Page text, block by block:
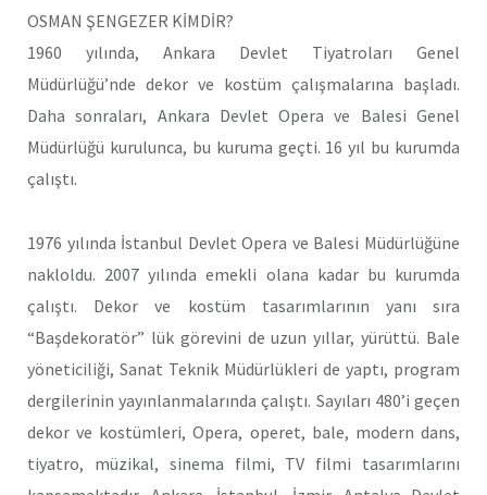
OSMAN ŞENGEZER KİMDİR?
1960 yılında, Ankara Devlet Tiyatroları Genel
Müdürlüğü’nde dekor ve kostüm çalışmalarına başladı.
Daha sonraları, Ankara Devlet Opera ve Balesi Genel
Müdürlüğü kurulunca, bu kuruma geçti. 16 yıl bu kurumda
çalıştı.
1976 yılında İstanbul Devlet Opera ve Balesi Müdürlüğüne
nakloldu. 2007 yılında emekli olana kadar bu kurumda
çalıştı. Dekor ve kostüm tasarımlarının yanı sıra
“Başdekoratör” lük görevini de uzun yıllar, yürüttü. Bale
yöneticiliği, Sanat Teknik Müdürlükleri de yaptı, program
dergilerinin yayınlanmalarında çalıştı. Sayıları 480’i geçen
dekor ve kostümleri, Opera, operet, bale, modern dans,
tiyatro, müzikal, sinema filmi, TV filmi tasarımlarını